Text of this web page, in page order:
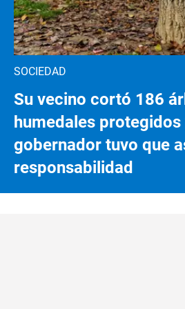
SOCIEDAD
Su vecino cortó 186
humedales protegidos
gobernador tuvo que
responsabilidad